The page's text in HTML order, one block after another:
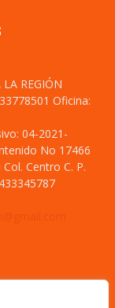
REGIÓN
Oficina:
04-2021-
No 17466
Centro C. P.